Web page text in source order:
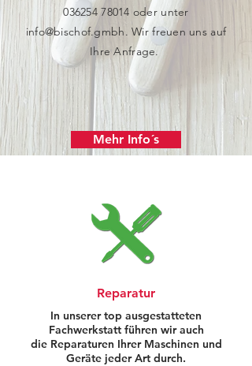
036254 78014 oder unter
info@bischof.gmbh. Wir freuen uns auf
Ihre Anfrage.
Mehr Info´s
Reparatur
In unserer top ausgestatteten
Fachwerkstatt führen wir auch
die Reparaturen Ihrer Maschinen und
Geräte jeder Art durch.